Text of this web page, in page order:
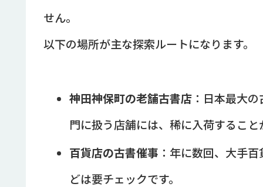
せん。
以下の場所が主な探索ルートになります。
神田神保町の老舗古書店：日本最大の
門に扱う店舗には、稀に入荷すること
百貨店の古書催事 ：年に数回、大手
どは要チェックです。